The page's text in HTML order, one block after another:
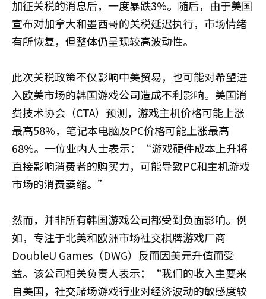
加征关税的消息后，一度暴跌3%。随后，由于美国
宣布对加拿大和墨西哥的关税延迟执行，市场情绪
有所恢复，但整体仍呈现较高波动性。
此次关税政策不仅影响中美贸易，也可能对希望进
入欧美市场的韩国游戏公司造成不利影响。美国消
费技术协会（CTA）预测，游戏主机价格可能上涨
最高58%，笔记本电脑及PC价格可能上涨最高
68%。一位业内人士表示：“游戏硬件成本上升将
直接影响消费者的购买力，可能导致PC和主机游戏
市场的消费萎缩。”
然而，并非所有韩国游戏公司都受到负面影响。例
如，专注于北美和欧洲市场社交棋牌游戏厂商
DoubleU Games（DWG）反而因美元升值而受
益。该公司相关负责人表示：“我们的收入主要来
自美国，社交赌场游戏行业对经济波动的敏感度较